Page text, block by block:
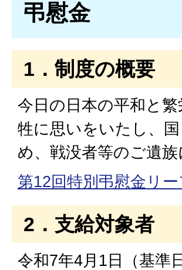
弔慰金
1．制度の概要
今日の日本の平和と
牲に思いをいたし、
め、戦没者等のご遺
第12回特別弔慰金リ
2．支給対象者
令和7年4月1日（基準